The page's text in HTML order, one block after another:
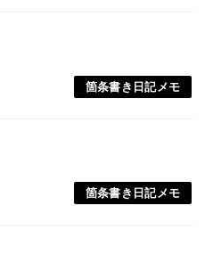
箇条書き日記メモ
箇条書き日記メモ